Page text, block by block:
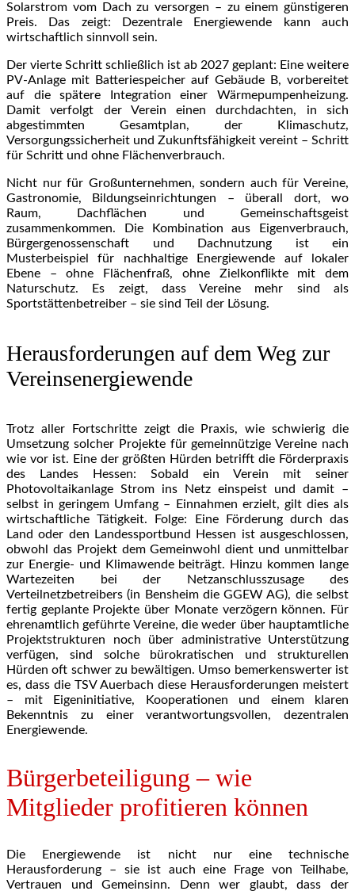
Solarstrom vom Dach zu versorgen – zu einem günstigeren
Preis. Das zeigt: Dezentrale Energiewende kann auch
wirtschaftlich sinnvoll sein.
Der vierte Schritt schließlich ist ab 2027 geplant: Eine weitere
PV-Anlage mit Batteriespeicher auf Gebäude B, vorbereitet
auf die spätere Integration einer Wärmepumpenheizung.
Damit verfolgt der Verein einen durchdachten, in sich
abgestimmten Gesamtplan, der Klimaschutz,
Versorgungssicherheit und Zukunftsfähigkeit vereint – Schritt
für Schritt und ohne Flächenverbrauch.
Nicht nur für Großunternehmen, sondern auch für Vereine,
Gastronomie, Bildungseinrichtungen – überall dort, wo
Raum, Dachflächen und Gemeinschaftsgeist
zusammenkommen. Die Kombination aus Eigenverbrauch,
Bürgergenossenschaft und Dachnutzung ist ein
Musterbeispiel für nachhaltige Energiewende auf lokaler
Ebene – ohne Flächenfraß, ohne Zielkonflikte mit dem
Naturschutz. Es zeigt, dass Vereine mehr sind als
Sportstättenbetreiber – sie sind Teil der Lösung.
Herausforderungen auf dem Weg zur
Vereinsenergiewende
Trotz aller Fortschritte zeigt die Praxis, wie schwierig die
Umsetzung solcher Projekte für gemeinnützige Vereine nach
wie vor ist. Eine der größten Hürden betrifft die Förderpraxis
des Landes Hessen: Sobald ein Verein mit seiner
Photovoltaikanlage Strom ins Netz einspeist und damit –
selbst in geringem Umfang – Einnahmen erzielt, gilt dies als
wirtschaftliche Tätigkeit. Folge: Eine Förderung durch das
Land oder den Landessportbund Hessen ist ausgeschlossen,
obwohl das Projekt dem Gemeinwohl dient und unmittelbar
zur Energie- und Klimawende beiträgt. Hinzu kommen lange
Wartezeiten bei der Netzanschlusszusage des
Verteilnetzbetreibers (in Bensheim die GGEW AG), die selbst
fertig geplante Projekte über Monate verzögern können. Für
ehrenamtlich geführte Vereine, die weder über hauptamtliche
Projektstrukturen noch über administrative Unterstützung
verfügen, sind solche bürokratischen und strukturellen
Hürden oft schwer zu bewältigen. Umso bemerkenswerter ist
es, dass die TSV Auerbach diese Herausforderungen meistert
– mit Eigeninitiative, Kooperationen und einem klaren
Bekenntnis zu einer verantwortungsvollen, dezentralen
Energiewende.
Bürgerbeteiligung – wie
Mitglieder profitieren können
Die Energiewende ist nicht nur eine technische
Herausforderung – sie ist auch eine Frage von Teilhabe,
Vertrauen und Gemeinsinn. Denn wer glaubt, dass der